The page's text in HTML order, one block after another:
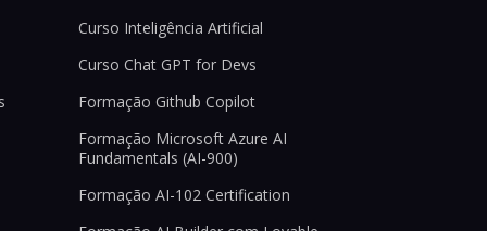
Curso Inteligência Artificial
Curso Chat GPT for Devs
Formação Github Copilot
Formação Microsoft Azure AI
Fundamentals (AI-900)
Formação AI-102 Certification